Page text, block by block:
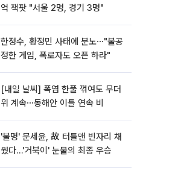
억 잭팟 "서울 2명, 경기 3명"
한정수, 황정민 사태에 분노⋯"불공
정한 게임, 폭로자도 오픈 하라"
[내일 날씨] 폭염 한풀 꺾여도 무더
위 계속⋯동해안 이틀 연속 비
'불명' 문세윤, 故 터틀맨 빈자리 채
웠다…'거북이' 눈물의 최종 우승